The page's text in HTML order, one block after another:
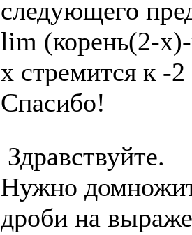
следующего
lim (корень(2-
x стремится к -2
Нужно
дроби на